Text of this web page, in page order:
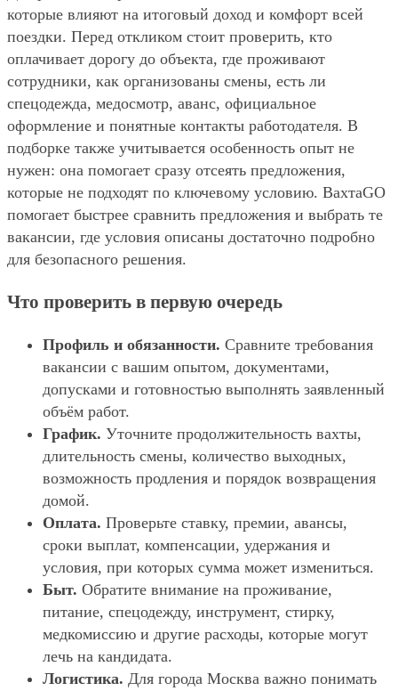
которые влияют на итоговый доход и комфорт всей
поездки. Перед откликом стоит проверить, кто
оплачивает дорогу до объекта, где проживают
сотрудники, как организованы смены, есть ли
спецодежда, медосмотр, аванс, официальное
оформление и понятные контакты работодателя. В
подборке также учитывается особенность опыт не
нужен: она помогает сразу отсеять предложения,
которые не подходят по ключевому условию. ВахтаGO
помогает быстрее сравнить предложения и выбрать те
вакансии, где условия описаны достаточно подробно
для безопасного решения.
Что проверить в первую очередь
Профиль и обязанности. Сравните требования
вакансии с вашим опытом, документами,
допусками и готовностью выполнять заявленный
объём работ.
График. Уточните продолжительность вахты,
длительность смены, количество выходных,
возможность продления и порядок возвращения
домой.
Оплата. Проверьте ставку, премии, авансы,
сроки выплат, компенсации, удержания и
условия, при которых сумма может измениться.
Быт. Обратите внимание на проживание,
питание, спецодежду, инструмент, стирку,
медкомиссию и другие расходы, которые могут
лечь на кандидата.
Логистика. Для города Москва важно понимать